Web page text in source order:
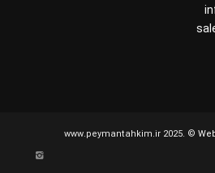
www.peymantahkim.ir 2025. ©